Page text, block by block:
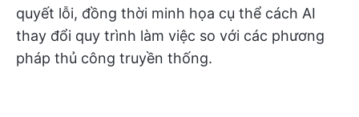
quyết lỗi, đồng thời minh họa cụ thể cách AI
thay đổi quy trình làm việc so với các phương
pháp thủ công truyền thống.